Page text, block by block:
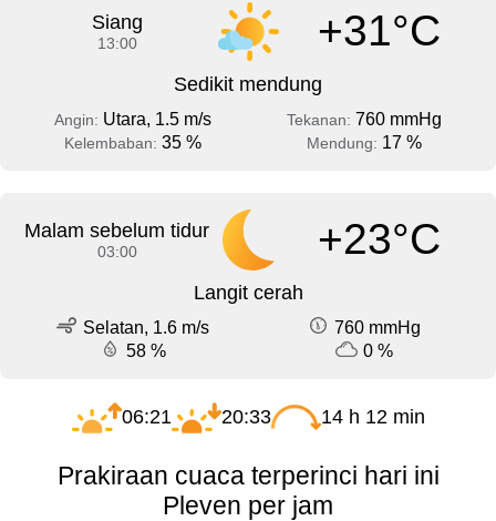
Siang
13:00 +31°C
Sedikit mendung
Angin: Utara, 1.5 m/s Tekanan: 760 mmHg
Kelembaban: 35 % Mendung: 17 %
Malam sebelum tidur
03:00 +23°C
Langit cerah
Selatan, 1.6 m/s
760 mmHg
58 %
0 %
06:21 20:33 14 h 12 min
Prakiraan cuaca terperinci hari ini
Pleven per jam